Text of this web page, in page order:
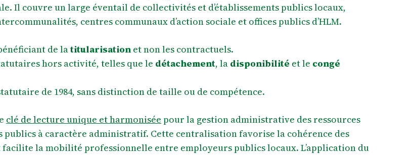
Il couvre un large éventail de collectivités et d’établissements publics locaux,
centres communaux d’action sociale et offices publics d’HLM.
de latitularisation et non les contractuels.
hors activité, telles que le détachement, la disponibilité et le congé
de 1984, sans distinction de taille ou de compétence.
clé de lecture unique et harmonisée pour la gestion administrative des ressources
publics à caractère administratif. Cette centralisation favorise la cohérence des
la mobilité professionnelle entre employeurs publics locaux. L’application du